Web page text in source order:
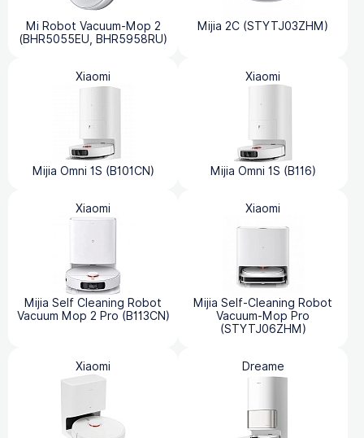
Mi Robot Vacuum-Mop 2
(BHR5055EU, BHR5958RU)
Mijia 2C (STYTJ03ZHM)
Xiaomi
Mijia Omni 1S (B101CN)
Xiaomi
Mijia Omni 1S (B116)
Xiaomi
Mijia Self Cleaning Robot
Vacuum Mop 2 Pro (B113CN)
Xiaomi
Mijia Self-Cleaning Robot
Vacuum-Mop Pro
(STYTJ06ZHM)
Xiaomi Dreame